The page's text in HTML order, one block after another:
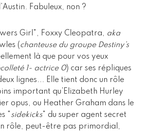
Fabuleux, non ?
Girl", Foxxy Cleopatra, aka
(chanteuse du groupe Destiny’s
là que pour vos yeux
1- actrice 0) car ses répliques
lignes... Elle tient donc un rôle
important qu’Elizabeth Hurley
opus, ou Heather Graham dans le
" sidekicks " du super agent secret
rôle, peut-être pas primordial,